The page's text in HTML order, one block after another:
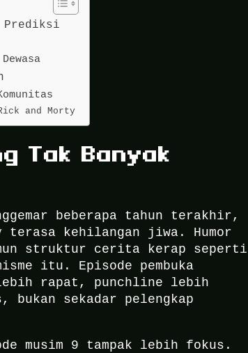
Prediksi
and Morty
Tak Banyak
beberapa tahun terakhir,
terasa kehilangan jiwa. Humor
struktur cerita kerap seperti
itu. Episode pembuka
rapat, punchline lebih
sekadar pelengkap
musim 9 tampak lebih fokus.